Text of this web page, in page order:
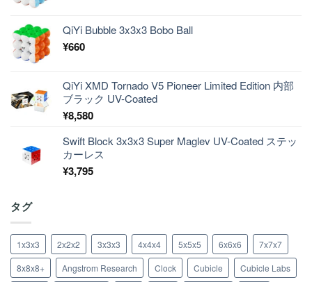
QiYi Bubble 3x3x3 Bobo Ball
¥660
QiYi XMD Tornado V5 Pioneer Limited Edition 内部
ブラック UV-Coated
¥8,580
Swift Block 3x3x3 Super Maglev UV-Coated ステッ
カーレス
¥3,795
タグ
1x3x3 2x2x2 3x3x3 4x4x4 5x5x5 6x6x6
7x7x7
8x8x8+
Angstrom Research Clock Cubicle
Cubicle Labs